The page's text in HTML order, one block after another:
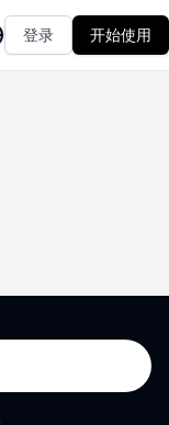
登录 开始使用